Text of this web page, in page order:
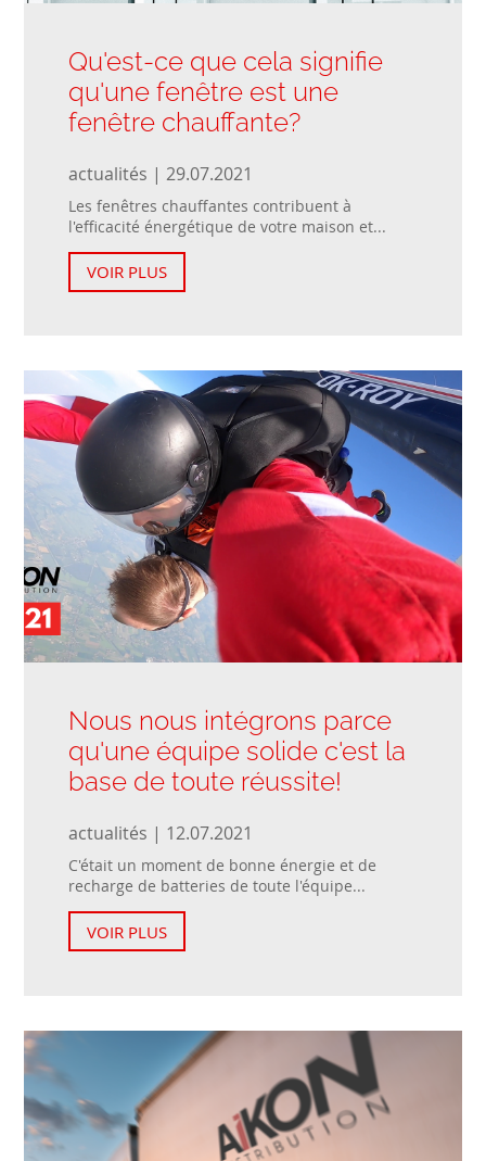
Qu'est-ce que cela signifie
qu'une fenêtre est une
fenêtre chauffante?
actualités | 29.07.2021
Les fenêtres chauffantes contribuent à
l'efficacité énergétique de votre maison et...
VOIR PLUS
Nous nous intégrons parce
qu'une équipe solide c'est la
base de toute réussite!
actualités | 12.07.2021
C'était un moment de bonne énergie et de
recharge de batteries de toute l'équipe...
VOIR PLUS